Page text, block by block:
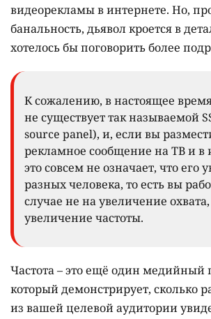
видеорекламы в интернете. Но,
банальность, дьявол кроется в
хотелось бы поговорить более
К сожалению, в настоящее
не существует так называемой
source panel), и, если вы
рекламное сообщение на ТВ и в
это совсем не означает, что его
разных человека, то есть вы
случае не на увеличение
увеличение частоты.
Частота – это ещё один медийный
который демонстрирует, сколько
из вашей целевой аудитории